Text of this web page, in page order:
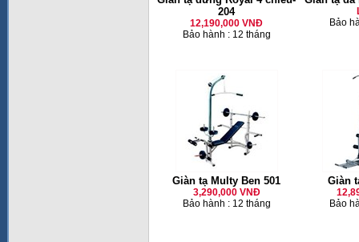
204
12,190,000 VNĐ
Bảo hành : 12 tháng
Bảo
Giàn tạ Multy Ben 501
3,290,000 VNĐ
Bảo hành : 12 tháng
Giàn
Bảo